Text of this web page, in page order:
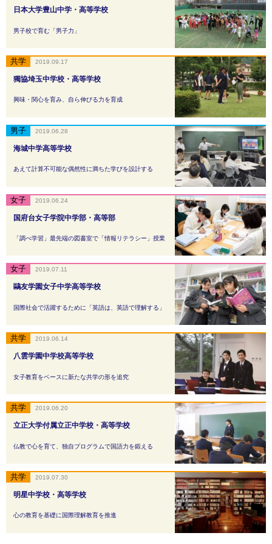
日本大学豊山中学・高等学校
男子校で育む「男子力」
獨協埼玉中学校・高等学校
興味・関心を育み、自ら伸びる力を育成
2019.09.17
海城中学高等学校
あえて計算不可能な偶然性に満ちた学びを設計する
2019.06.28
国府台女子学院中学部・高等部
「調べ学習」最先端の図書室で「情報リテラシー」授業
2019.06.24
鷗友学園女子中学高等学校
国際社会で活躍するために「英語は、英語で理解する」
2019.07.11
八雲学園中学校高等学校
女子教育をベースに新たな共学の形を追究
2019.06.14
立正大学付属立正中学校・高等学校
仏教で心を育て、独自プログラムで国語力を鍛える
2019.06.20
明星中学校・高等学校
心の教育を基礎に国際理解教育を推進
2019.07.30